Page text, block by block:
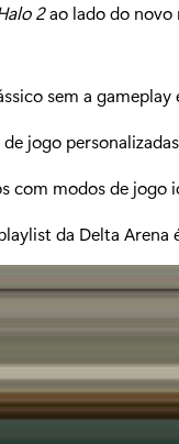
2ao lado do novo
sem a
jogo
com modos de
da Delta